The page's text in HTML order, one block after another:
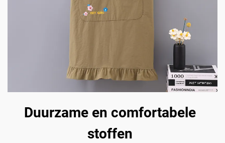
Duurzame en comfortabele
stoffen